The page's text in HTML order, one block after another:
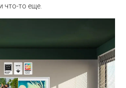
что-то еще.